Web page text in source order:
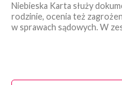
Niebieska Karta służy
rodzinie, ocenia też
w sprawach sądowych. W